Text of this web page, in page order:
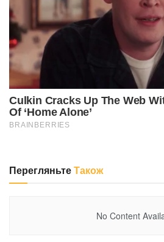
ПерегляньтеТакож
No Content